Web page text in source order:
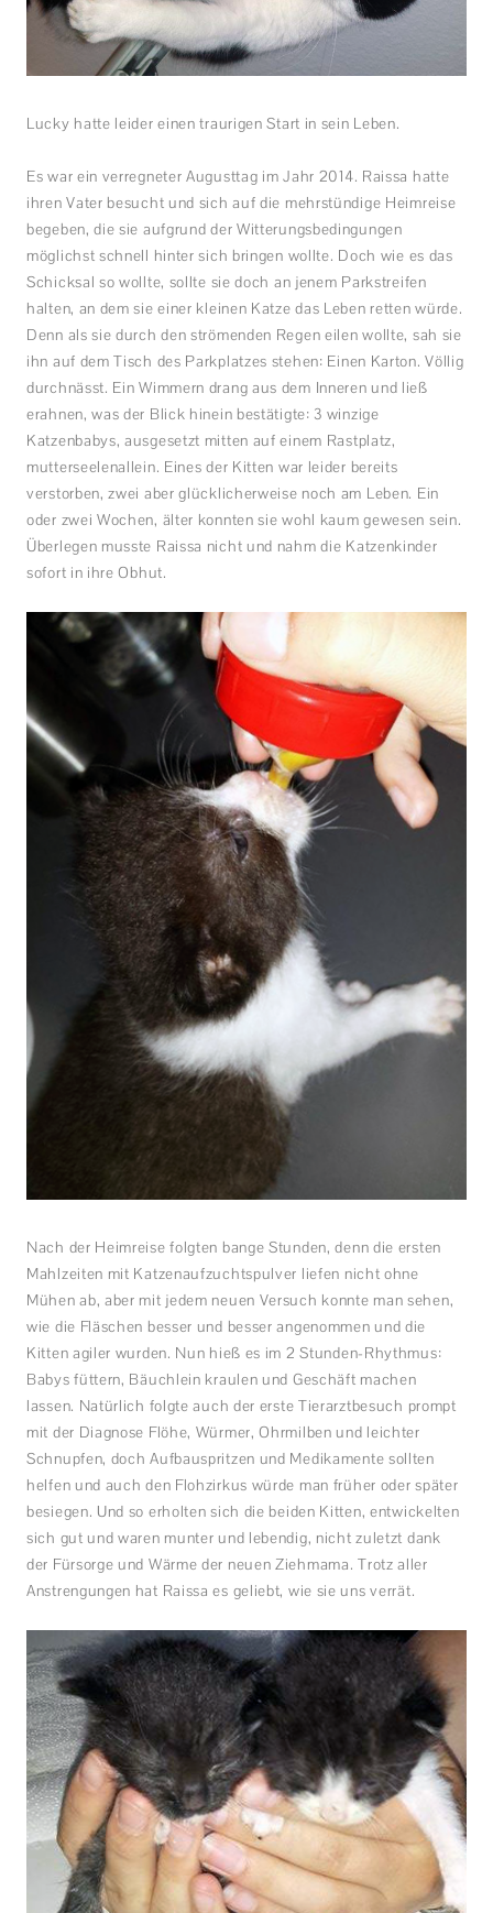
Lucky hatte leider einen traurigen Start in sein Leben.
Es war ein verregneter Augusttag im Jahr 2014. Raissa hatte
ihren Vater besucht und sich auf die mehrstündige Heimreise
begeben, die sie aufgrund der Witterungsbedingungen
möglichst schnell hinter sich bringen wollte. Doch wie es das
Schicksal so wollte, sollte sie doch an jenem Parkstreifen
halten, an dem sie einer kleinen Katze das Leben retten würde.
Denn als sie durch den strömenden Regen eilen wollte, sah sie
ihn auf dem Tisch des Parkplatzes stehen: Einen Karton. Völlig
durchnässt. Ein Wimmern drang aus dem Inneren und ließ
erahnen, was der Blick hinein bestätigte: 3 winzige
Katzenbabys, ausgesetzt mitten auf einem Rastplatz,
mutterseelenallein. Eines der Kitten war leider bereits
verstorben, zwei aber glücklicherweise noch am Leben. Ein
oder zwei Wochen, älter konnten sie wohl kaum gewesen sein.
Überlegen musste Raissa nicht und nahm die Katzenkinder
sofort in ihre Obhut.
Nach der Heimreise folgten bange Stunden, denn die ersten
Mahlzeiten mit Katzenaufzuchtspulver liefen nicht ohne
Mühen ab, aber mit jedem neuen Versuch konnte man sehen,
wie die Fläschen besser und besser angenommen und die
Kitten agiler wurden. Nun hieß es im 2 Stunden-Rhythmus:
Babys füttern, Bäuchlein kraulen und Geschäft machen
lassen. Natürlich folgte auch der erste Tierarztbesuch prompt
mit der Diagnose Flöhe, Würmer, Ohrmilben und leichter
Schnupfen, doch Aufbauspritzen und Medikamente sollten
helfen und auch den Flohzirkus würde man früher oder später
besiegen. Und so erholten sich die beiden Kitten, entwickelten
sich gut und waren munter und lebendig, nicht zuletzt dank
der Fürsorge und Wärme der neuen Ziehmama. Trotz aller
Anstrengungen hat Raissa es geliebt, wie sie uns verrät.